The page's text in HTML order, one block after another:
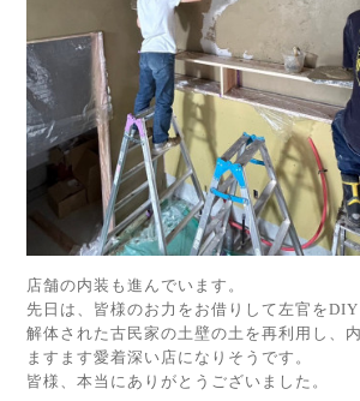
店舗の内装も進んでいます。
先日は、皆様のお力をお借りして左官をDIY
解体された古民家の土壁の土を再利用し、
ますます愛着深い店になりそうです。
皆様、本当にありがとうございました。